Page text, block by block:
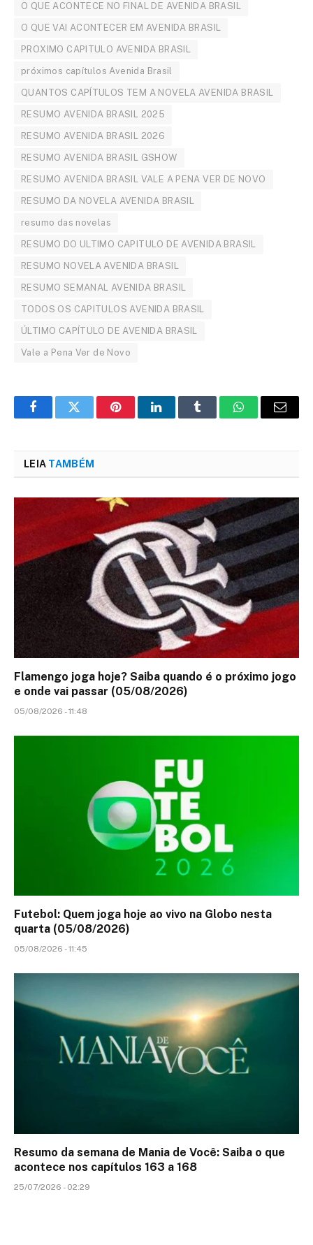
O QUE ACONTECE NO FINAL DE AVENIDA BRASIL
O QUE VAI ACONTECER EM AVENIDA BRASIL
PROXIMO CAPITULO AVENIDA BRASIL
próximos capítulos Avenida Brasil
QUANTOS CAPÍTULOS TEM A NOVELA AVENIDA BRASIL
RESUMO AVENIDA BRASIL 2025
RESUMO AVENIDA BRASIL 2026
RESUMO AVENIDA BRASIL GSHOW
RESUMO AVENIDA BRASIL VALE A PENA VER DE NOVO
RESUMO DA NOVELA AVENIDA BRASIL
resumo das novelas
RESUMO DO ULTIMO CAPITULO DE AVENIDA BRASIL
RESUMO NOVELA AVENIDA BRASIL
RESUMO SEMANAL AVENIDA BRASIL
TODOS OS CAPITULOS AVENIDA BRASIL
ÚLTIMO CAPÍTULO DE AVENIDA BRASIL
Vale a Pena Ver de Novo
FacebookTwitter PinterestLinkedInTumblr WhatsAppEmail
LEIA TAMBÉM
Flamengo joga hoje? Saiba quando é o próximo jogo
e onde vai passar (05/08/2026)
05/08/2026 - 11:48
Futebol: Quem joga hoje ao vivo na Globo nesta
quarta (05/08/2026)
05/08/2026 - 11:45
Resumo da semana de Mania de Você: Saiba o que
acontece nos capítulos 163 a 168
25/07/2026 - 02:29